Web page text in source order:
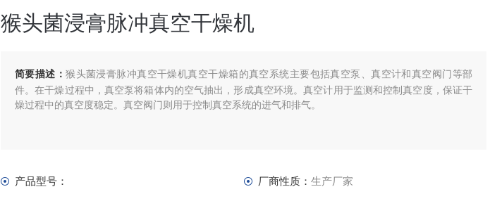
猴头菌浸膏脉冲真空干燥机
简要描述：猴头菌浸膏脉冲真空干燥机真空干燥箱的真空系统主要包括真空泵、真空计和真空阀门等部
件。在干燥过程中，真空泵将箱体内的空气抽出，形成真空环境。真空计用于监测和控制真空度，保证干
燥过程中的真空度稳定。真空阀门则用于控制真空系统的进气和排气。
产品型号： 厂商性质： 生产厂家